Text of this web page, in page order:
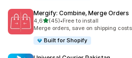
Mergify: Combine, Merge Orders
4,6de 5 estrelas
(45)
45 total de avaliações
•Free to install
Merge orders, save on shipping
Built for Shopify